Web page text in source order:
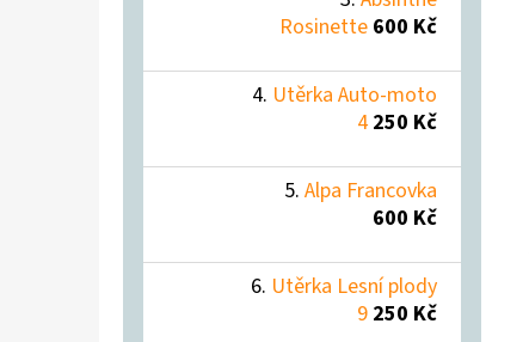
Rosinette 600 Kč
Utěrka Auto-moto
4 250 Kč
Alpa Francovka
600 Kč
Utěrka Lesní plody
9 250 Kč